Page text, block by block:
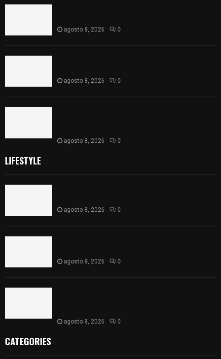
agosto 8, 2026 0
agosto 8, 2026 0
agosto 8, 2026 0
LIFESTYLE
agosto 8, 2026 0
agosto 8, 2026 0
agosto 8, 2026 0
CATEGORIES